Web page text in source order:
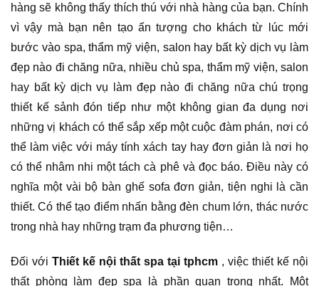
hàng sẽ không thấy thích thú với nhà hàng của bạn. Chính
vì vậy mà bạn nên tạo ấn tượng cho khách từ lúc mới
bước vào spa, thẩm mỹ viện, salon hay bất kỳ dịch vụ làm
đẹp nào đi chăng nữa, nhiều chủ spa, thẩm mỹ viện, salon
hay bất kỳ dịch vụ làm đẹp nào đi chăng nữa chú trọng
thiết kế sảnh đón tiếp như một không gian đa dụng nơi
những vị khách có thể sắp xếp một cuộc đàm phán, nơi có
thể làm việc với máy tính xách tay hay đơn giản là nơi họ
có thể nhâm nhi một tách cà phê và đọc báo. Điều này có
nghĩa một vài bộ bàn ghế sofa đơn giản, tiện nghi là cần
thiết. Có thể tạo điểm nhấn bằng đèn chum lớn, thác nước
trong nhà hay những trạm đa phương tiện…
Đối với Thiết kế nội thất spa tại tphcm , việc thiết kế nội
thất phòng làm đẹp spa là phần quan trọng nhất. Một